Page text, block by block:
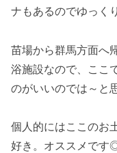
ナもあるのでゆっく
苗場から群馬方面へ
浴施設なので、ここ
のがいいのでは～と
個人的にはここのお
好き。オススメで